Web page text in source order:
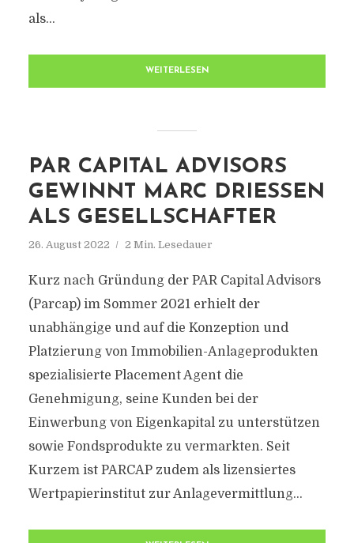
als...
WEITERLESEN
PAR CAPITAL ADVISORS
GEWINNT MARC DRIESSEN A
LS GESELLSCHAFTER
26. August 2022 2 Min. Lesedauer
Kurz nach Gründung der PAR Capital Advisors
(Parcap) im Sommer 2021 erhielt der
unabhängige und auf die Konzeption und
Platzierung von Immobilien-Anlageprodukten
spezialisierte Placement Agent die
Genehmigung, seine Kunden bei der
Einwerbung von Eigenkapital zu unterstützen
sowie Fondsprodukte zu vermarkten. Seit
Kurzem ist PARCAP zudem als lizensiertes
Wertpapierinstitut zur Anlagevermittlung...